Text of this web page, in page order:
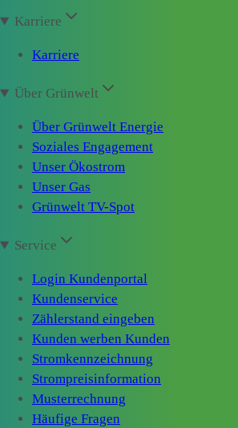
Karriere
Karriere
Über Grünwelt
Über Grünwelt Energie
Soziales Engagement
Unser Ökostrom
Unser Gas
Grünwelt TV-Spot
Service
Login Kundenportal
Kundenservice
Zählerstand eingeben
Kunden werben Kunden
Stromkennzeichnung
Strompreisinformation
Musterrechnung
Häufige Fragen